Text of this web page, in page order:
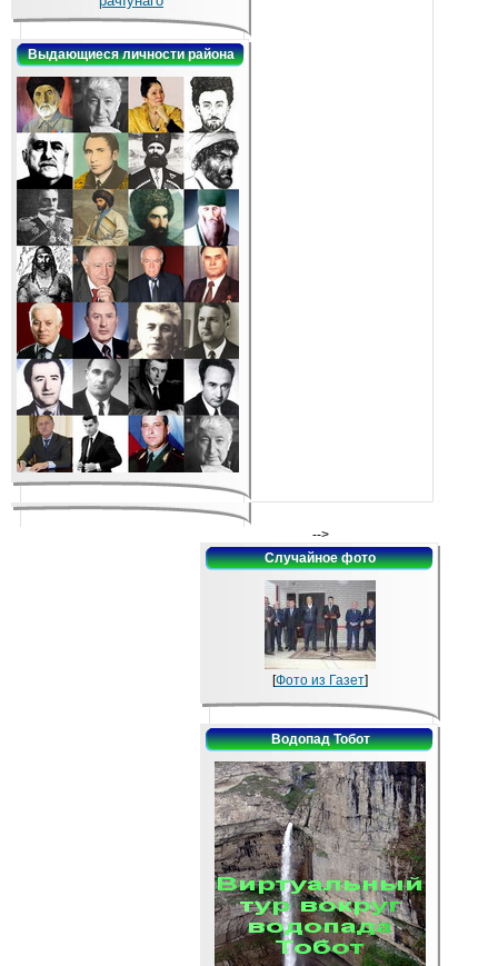
Выдающиеся личности района
-->
Случайное фото
[Фото из Газет]
Водопад Тобот